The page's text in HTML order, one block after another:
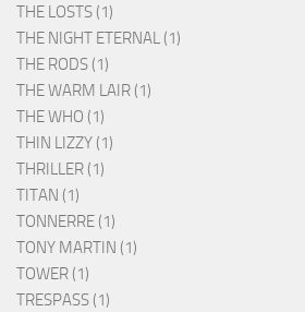
THE LOSTS (1)
THE NIGHT ETERNAL (1)
THE RODS (1)
THE WARM LAIR (1)
THE WHO (1)
THIN LIZZY (1)
THRILLER (1)
TITAN (1)
TONNERRE (1)
TONY MARTIN (1)
TOWER (1)
TRESPASS (1)